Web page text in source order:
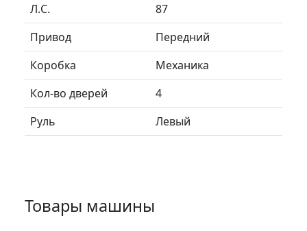
Л.C.
87
Привод
Передний
Коробка
Механика
Кол-во дверей
4
Руль
Левый
Товары машины